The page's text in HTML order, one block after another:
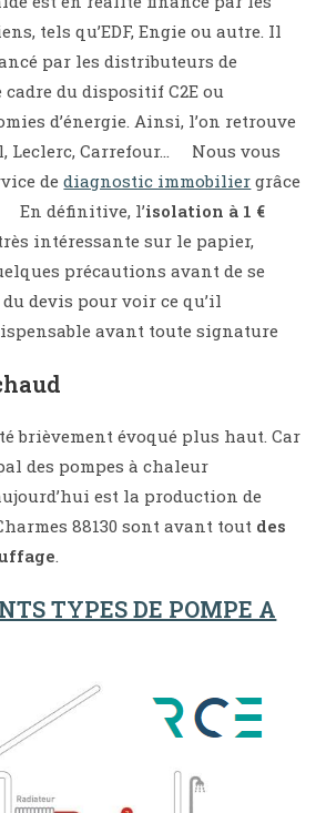
tels qu’EDF, Engie ou autre. Il
par les distributeurs de
du dispositif C2E ou
d’énergie. Ainsi, l’on retrouve
Leclerc, Carrefour… Nous vous
dediagnostic immobilier grâce
définitive, l’isolation à 1 €
intéressante sur le papier,
précautions avant de se
devis pour voir ce qu’il
avant toute signature
brièvement évoqué plus haut. Car
des pompes à chaleur
est la production de
88130 sont avant tout des
.
TYPES DE POMPE A